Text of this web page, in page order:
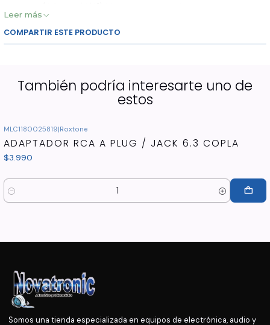
con envío inmediato.
Leer más
COMPARTIR ESTE PRODUCTO
También podría interesarte uno de
estos
MLC1180025819|Roxtone
ADAPTADOR RCA A PLUG / JACK 6.3 COPLA
$3.990
Cantidad
Somos una tienda especializada en equipos de electrónica, audio y